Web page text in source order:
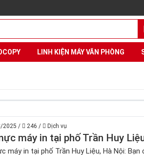
LINH KIỆN MÁY VĂN PHÒNG
2025 / 246 / Dịch vụ
máy in tại phố Trần Huy
máy in tại phố Trần Huy Liệu, Hà Nội: